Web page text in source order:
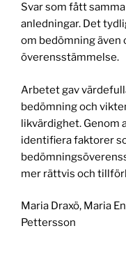
Svar som fått
anledningar. Det
om bedömning
överensstämmelse.
Arbetet gav
bedömning och
likvärdighet. Genom
identifiera faktorer
mer rättvis och
Maria Draxö, Maria
Pettersson